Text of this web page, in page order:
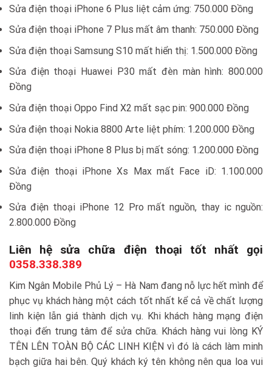
Sửa điện thoại iPhone 6 Plus liệt cảm ứng: 750.000 Đồng
Sửa điện thoại iPhone 7 Plus mất âm thanh: 750.000 Đồng
Sửa điện thoại Samsung S10 mất hiển thị: 1.500.000 Đồng
Sửa điện thoại Huawei P30 mất đèn màn hình: 800.000
Đồng
Sửa điện thoại Oppo Find X2 mất sạc pin: 900.000 Đồng
Sửa điện thoại Nokia 8800 Arte liệt phím: 1.200.000 Đồng
Sửa điện thoại iPhone 8 Plus bị mất sóng: 1.200.000 Đồng
Sửa điện thoại iPhone Xs Max mất Face iD: 1.100.000
Đồng
Sửa điện thoại iPhone 12 Pro mất nguồn, thay ic nguồn:
2.800.000 Đồng
Liên hệ sửa chữa điện thoại tốt nhất gọi
0358.338.389
Kim Ngân Mobile Phủ Lý – Hà Nam đang nỗ lực hết mình để
phục vụ khách hàng một cách tốt nhất kể cả về chất lượng
linh kiện lẫn giá thành dịch vụ. Khi khách hàng mạng điện
thoại đến trung tâm để sửa chữa. Khách hàng vui lòng KÝ
TÊN LÊN TOÀN BỘ CÁC LINH KIỆN vì đó là cách làm minh
bạch giữa hai bên. Quý khách ký tên không nên qua loa vui